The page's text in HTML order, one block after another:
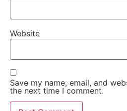
Website
Save my name, email, and
the next time I comment.